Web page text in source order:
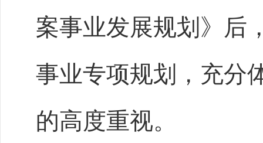
案事业发展规划》后
事业专项规划，充分
的高度重视。